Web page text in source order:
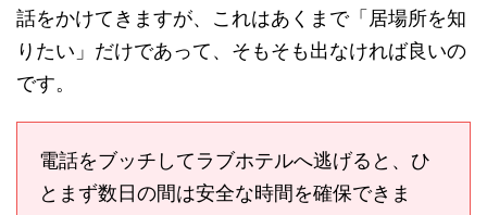
話をかけてきますが、これはあくまで「居場所を知
りたい」だけであって、そもそも出なければ良いの
です。
電話をブッチしてラブホテルへ逃げると、ひ
とまず数日の間は安全な時間を確保できま